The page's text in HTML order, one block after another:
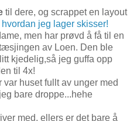
til dere, og scrappet en layout
jeg lager skisser!
men har prøvd å få til en
av Loen. Den ble
kjedelig,så jeg guffa opp
til 4x!
var huset fullt av unger med
bare droppe...hehe
med, ellers er det bare å